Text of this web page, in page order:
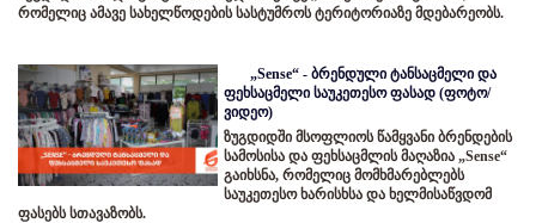
რომელიც ამავე სახელწოდების სასტუმროს ტერიტორიაზე მდებარეობს.
„Sense“ - ბრენდული ტანსაცმელი და
ფეხსაცმელი საუკეთესო ფასად (ფოტო/
ვიდეო)
ზუგდიდში მსოფლიოს წამყვანი ბრენდების
სამოსისა და ფეხსაცმლის მაღაზია „Sense“
გაიხსნა, რომელიც მომხმარებლებს
საუკეთესო ხარისხსა და ხელმისაწვდომ
ფასებს სთავაზობს.